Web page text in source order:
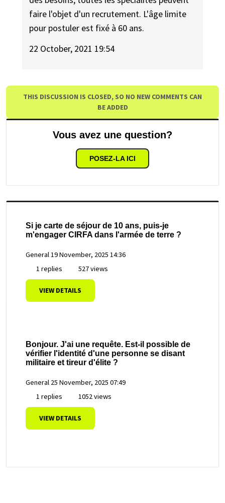
faire l'objet d'un recrutement. L'âge limite
pour postuler est fixé à 60 ans.
22 October, 2021 19:54
THIS DISCUSSION IS CLOSED, SO NO NEW COMMENTS CAN
BE ADDED
Vous avez une question?
POSEZ-LA ICI
Si je carte de séjour de 10 ans, puis-je
m'engager CIRFA dans l'armée de terre ?
General19 November, 2025 14:36
1 replies
527 views
VIEW DETAILS
Bonjour. J'ai une requête. Est-il possible de
vérifier l'identité d'une personne se disant
militaire et tireur d'élite ?
General 25 November, 2025 07:49
1 replies
1052 views
VIEW DETAILS